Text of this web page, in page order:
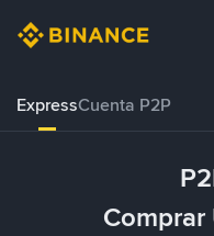
ExpressCuenta P2P
Comprar